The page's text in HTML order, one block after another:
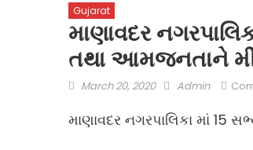
Gujarat
માણાવદર
તથા આમજનતાને
Posted
March 20, 2020 Author
Admin
માણાવદર નગરપાલિકા માં 15